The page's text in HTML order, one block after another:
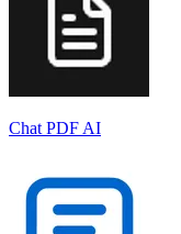
Chat PDF AI